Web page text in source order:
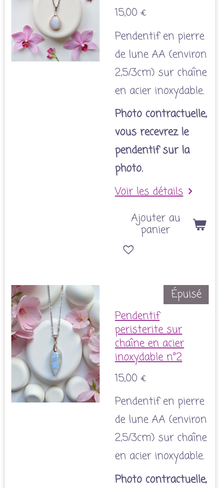
15,00 €
Pendentif en pierre
de lune AA (environ
2,5/3cm) sur chaîne
en acier inoxydable.
Photo contractuelle,
vous recevrez le
pendentif sur la
photo.
Voir les détails
Ajouter au
panier
Épuisé
Pendentif
peristerite sur
chaîne en acier
inoxydable n°2
15,00 €
Pendentif en pierre
de lune AA (environ
2,5/3cm) sur chaîne
en acier inoxydable.
Photo contractuelle,